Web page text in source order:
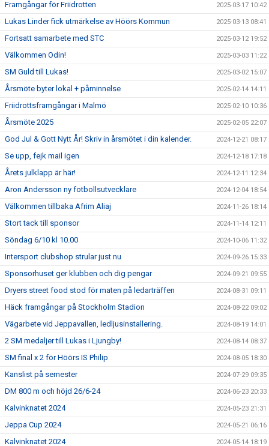
Framgångar för Friidrotten 2025-03-17 10:42
Lukas Linder fick utmärkelse av Höörs Kommun 2025-03-13 08:41
Fortsatt samarbete med STC 2025-03-12 19:52
Välkommen Odin! 2025-03-03 11:22
SM Guld till Lukas! 2025-03-02 15:07
Årsmöte byter lokal + påminnelse 2025-02-14 14:11
Friidrottsframgångar i Malmö 2025-02-10 10:36
Årsmöte 2025 2025-02-05 22:07
God Jul & Gott Nytt År! Skriv in årsmötet i din kalender. 2024-12-21 08:17
Se upp, fejk mail igen 2024-12-18 17:18
Årets julklapp är här! 2024-12-11 12:34
Aron Andersson ny fotbollsutvecklare 2024-12-04 18:54
Välkommen tillbaka Afrim Aliaj 2024-11-26 18:14
Stort tack till sponsor 2024-11-14 12:11
Söndag 6/10 kl 10.00 2024-10-06 11:32
Intersport clubshop strular just nu 2024-09-26 15:33
Sponsorhuset ger klubben och dig pengar 2024-09-21 09:55
Dryers street food stod för maten på ledarträffen 2024-08-31 09:11
Häck framgångar på Stockholm Stadion 2024-08-22 09:02
Vägarbete vid Jeppavallen, ledljusinstallering. 2024-08-19 14:01
2 SM medaljer till Lukas i Ljungby! 2024-08-14 08:37
SM final x 2 för Höörs IS Philip 2024-08-05 18:30
Kanslist på semester 2024-07-29 09:35
DM 800 m och höjd 26/6-24 2024-06-23 20:33
Kalvinknatet 2024 2024-05-23 21:31
Jeppa Cup 2024 2024-05-21 06:16
Kalvinknatet 2024 2024-05-14 18:19